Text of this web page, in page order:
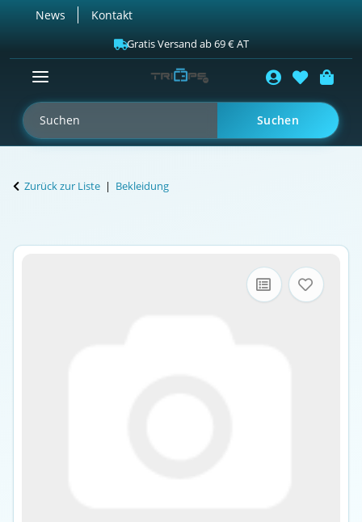
News Kontakt
Gratis Versand ab 69 € AT
Suchen
Zurück zur Liste Bekleidung